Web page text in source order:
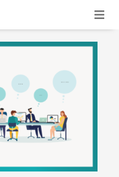
ナビ